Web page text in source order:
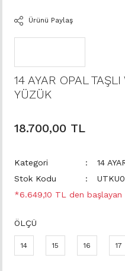
Ürünü Paylaş
14 AYAR OPAL
YÜZÜK
18.700,00 TL
Kategori 14
Stok Kodu
*6.649,10 TL den
ÖLÇÜ
14 15 16 17